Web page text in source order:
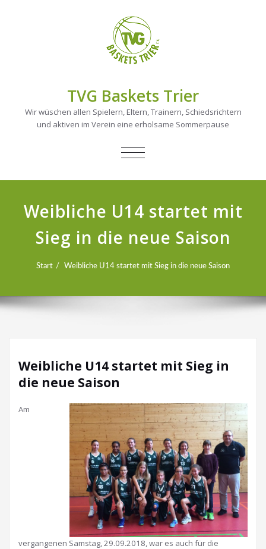
TVG Baskets Trier
Wir wüschen allen Spielern, Eltern, Trainern, Schiedsrichtern
und aktiven im Verein eine erholsame Sommerpause
NAVIGATION
Weibliche U14 startet mit
Sieg in die neue Saison
Start Weibliche U14 startet mit Sieg in die neue Saison
Weibliche U14 startet mit Sieg in
die neue Saison
Am
vergangenen Samstag, 29.09.2018, war es auch für die